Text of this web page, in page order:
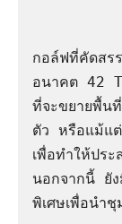
กอล์ฟที่คัดสร
อนาคต 42
ที่จะขยายพื้น
ตัว หรือแม้แ
เพื่อทำให้ปร
นอกจากนี้ ยัง
พิเศษเพื่อนำ